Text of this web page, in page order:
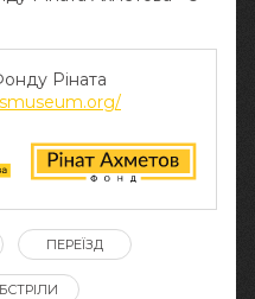
Ріната
ПЕРЕЇЗД